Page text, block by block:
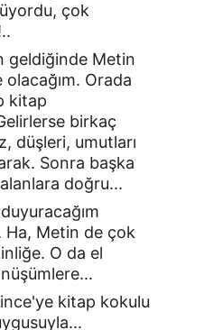
çok
geldiğinde Metin
Orada
kitap
birkaç
düşleri, umutları
Sonra başka
doğru...
Ha, Metin de çok
O da el
kitap kokulu